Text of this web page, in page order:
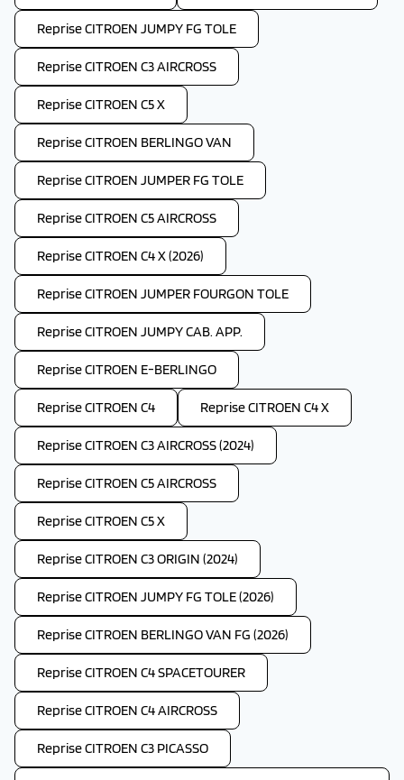
Reprise CITROEN JUMPY FG TOLE
Reprise CITROEN C3 AIRCROSS
Reprise CITROEN C5 X
Reprise CITROEN BERLINGO VAN
Reprise CITROEN JUMPER FG TOLE
Reprise CITROEN C5 AIRCROSS
Reprise CITROEN C4 X (2026)
Reprise CITROEN JUMPER FOURGON TOLE
Reprise CITROEN JUMPY CAB. APP.
Reprise CITROEN E-BERLINGO
Reprise CITROEN C4 Reprise CITROEN C4 X
Reprise CITROEN C3 AIRCROSS (2024)
Reprise CITROEN C5 AIRCROSS
Reprise CITROEN C5 X
Reprise CITROEN C3 ORIGIN (2024)
Reprise CITROEN JUMPY FG TOLE (2026)
Reprise CITROEN BERLINGO VAN FG (2026)
Reprise CITROEN C4 SPACETOURER
Reprise CITROEN C4 AIRCROSS
Reprise CITROEN C3 PICASSO